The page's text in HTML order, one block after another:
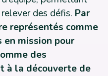
des défis. Par
représentés comme
en mission pour
des
à la découverte de